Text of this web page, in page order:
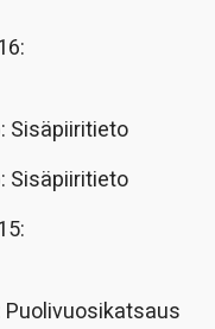
Sisäpiiritieto
Sisäpiiritieto
Puolivuosikatsaus